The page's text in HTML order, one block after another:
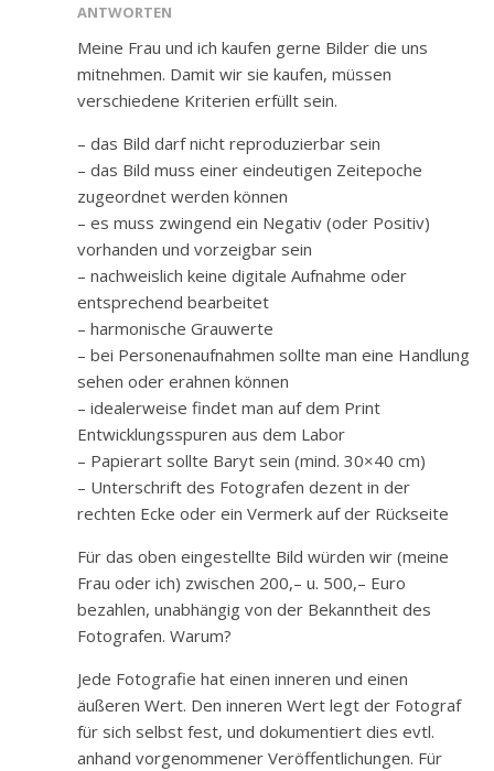
ANTWORTEN
Meine Frau und ich kaufen gerne Bilder die uns
mitnehmen. Damit wir sie kaufen, müssen
verschiedene Kriterien erfüllt sein.
– das Bild darf nicht reproduzierbar sein
– das Bild muss einer eindeutigen Zeitepoche
zugeordnet werden können
– es muss zwingend ein Negativ (oder Positiv)
vorhanden und vorzeigbar sein
– nachweislich keine digitale Aufnahme oder
entsprechend bearbeitet
– harmonische Grauwerte
– bei Personenaufnahmen sollte man eine Handlung
sehen oder erahnen können
– idealerweise findet man auf dem Print
Entwicklungsspuren aus dem Labor
– Papierart sollte Baryt sein (mind. 30×40 cm)
– Unterschrift des Fotografen dezent in der
rechten Ecke oder ein Vermerk auf der Rückseite
Für das oben eingestellte Bild würden wir (meine
Frau oder ich) zwischen 200,– u. 500,– Euro
bezahlen, unabhängig von der Bekanntheit des
Fotografen. Warum?
Jede Fotografie hat einen inneren und einen
äußeren Wert. Den inneren Wert legt der Fotograf
für sich selbst fest, und dokumentiert dies evtl.
anhand vorgenommener Veröffentlichungen. Für